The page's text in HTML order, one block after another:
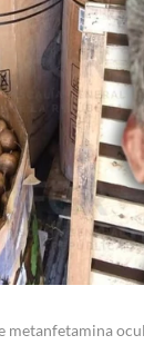
metanfetamina